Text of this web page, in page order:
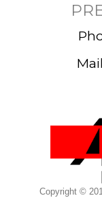
Copyright ©